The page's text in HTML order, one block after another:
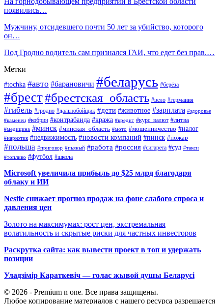
появились…
Мужчину, отсидевшего почти 50 лет за убийство, которого
он…
Под Гродно водитель сам признался ГАИ, что едет без прав.…
Метки
#tochka #авто #барановичи #беларусь #берёза
#брест#брестская_область #вело #германия
#гибель #гродно #дальнобойщик #дети #животное #зарплата #здоровье
#каменец #кобрин #контрабанда #кража #кредит #курс_валют #литва
#медицина #минск #минская_область #мото #мошенничество #налог
#наркотик #недвижимость #новости компаний #пинск #пожар
#польша #приговор #пьяный #работа #россия #сигарета #суд #такси
#топливо #футбол #школа
Microsoft увеличила прибыль до $25 млрд благодаря
облаку и ИИ
Nestle снижает прогноз продаж на фоне слабого спроса и
давления цен
Золото на максимумах: рост цен, экстремальная
волатильность и скрытые риски для частных инвесторов
Раскрутка сайта: как вывести проект в топ и удержать
позиции
Уладзімір Караткевіч — голас жывой душы Беларусі
© 2026 - Premium n one. Все права защищены.
Любое копирование материалов с нашего ресурса разрешается